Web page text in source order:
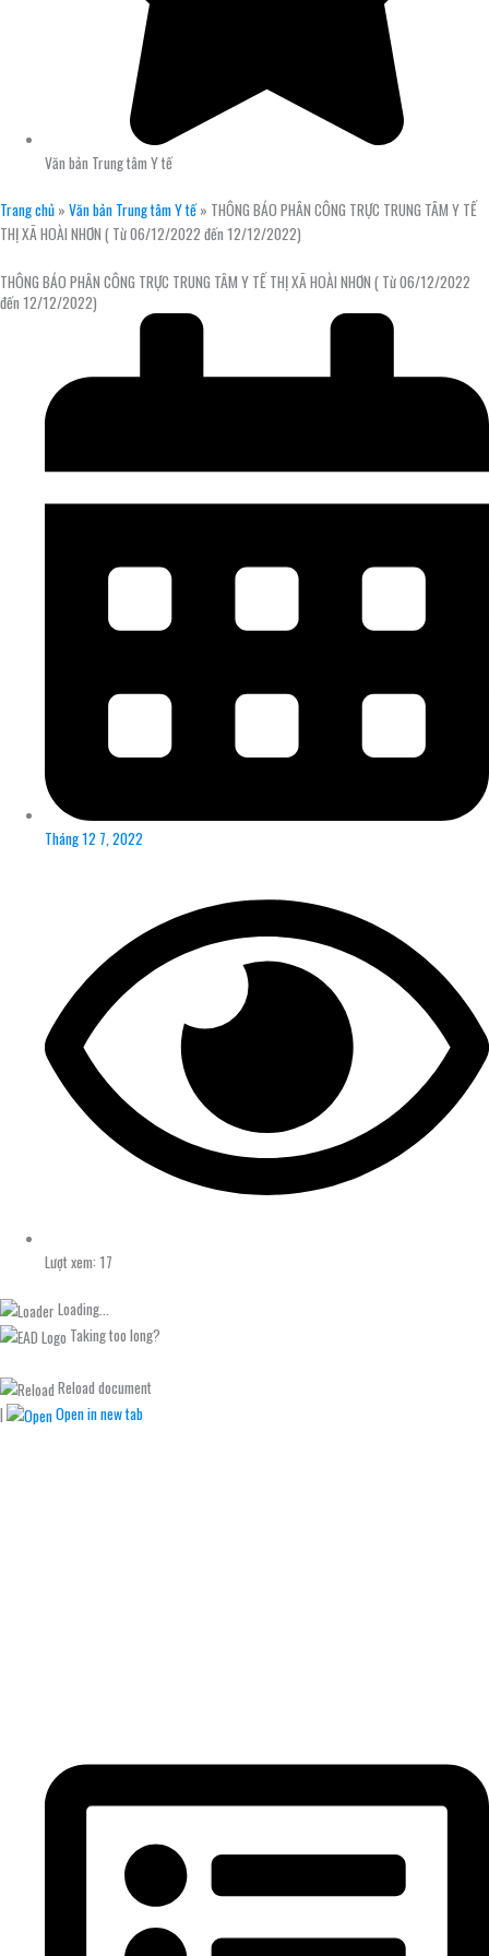
Văn bản Trung tâm Y tế
Trang chủ » Văn bản Trung tâm Y tế» THÔNG BÁO PHÂN CÔNG TRỰC TRUNG TÂM Y TẾ
THỊ XÃ HOÀI NHƠN ( Từ 06/12/2022 đến 12/12/2022)
THÔNG BÁO PHÂN CÔNG TRỰC TRUNG TÂM Y TẾ THỊ XÃ HOÀI NHƠN ( Từ 06/12/2022
đến 12/12/2022)
Tháng 12 7, 2022
Lượt xem: 17
Loading...
Taking too long?
Reload document
|
Open in new tab